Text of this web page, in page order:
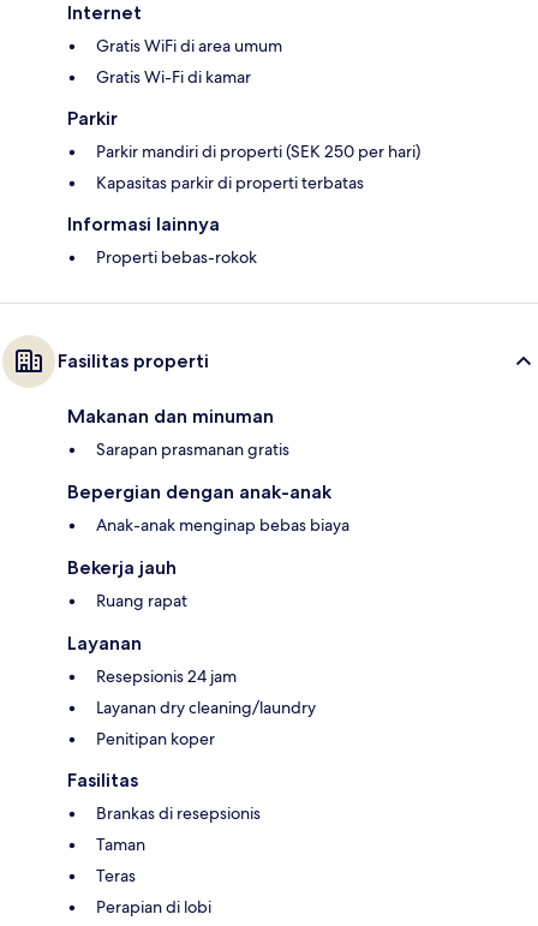
Internet
Gratis WiFi di area umum
Gratis Wi-Fi di kamar
Parkir
Parkir mandiri di properti (SEK 250 per hari)
Kapasitas parkir di properti terbatas
Informasi lainnya
Properti bebas-rokok
Fasilitas properti
Makanan dan minuman
Sarapan prasmanan gratis
Bepergian dengan anak-anak
Anak-anak menginap bebas biaya
Bekerja jauh
Ruang rapat
Layanan
Resepsionis 24 jam
Layanan dry cleaning/laundry
Penitipan koper
Fasilitas
Brankas di resepsionis
Taman
Teras
Perapian di lobi